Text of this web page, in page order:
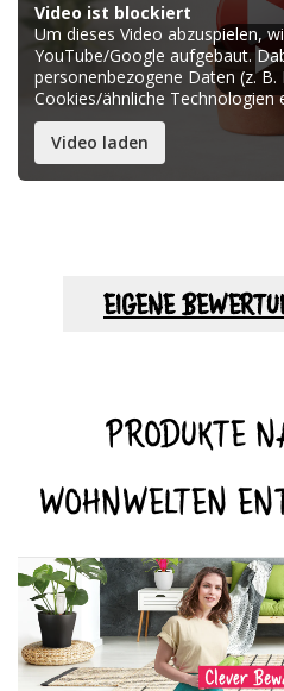
Video ist blockiert
Um dieses Video abzuspielen,
YouTube/Google aufgebaut.
personenbezogene Daten (z.
Cookies/ähnliche Technologien
Video laden
EIGENE
PRODUKTE
WOHNWELTEN